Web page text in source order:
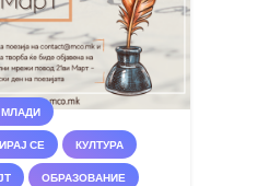
СЕ КУЛТУРА
ОБРАЗОВАНИЕ